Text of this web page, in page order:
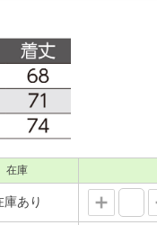
在庫
庫あり